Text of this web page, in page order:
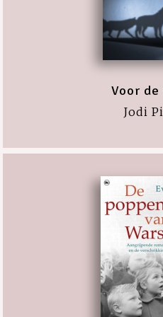
Voor de
Jodi